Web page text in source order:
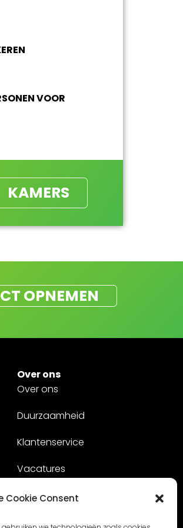
Cookie Consent
VOOR
KAMERS
OPNEMEN
Over ons
Over ons
Duurzaamheid
Klantenservice
Vacatures
Contact